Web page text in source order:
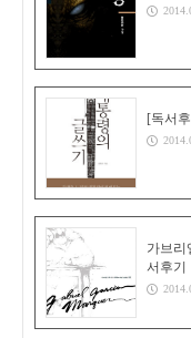
[독서
가브리
서후기